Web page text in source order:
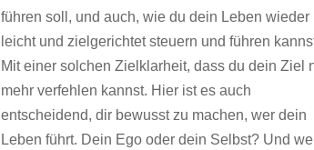
führen soll, und auch, wie du dein Leben wieder
leicht und zielgerichtet steuern und führen
Mit einer solchen Zielklarheit, dass du dein Ziel
mehr verfehlen kannst. Hier ist es auch
entscheidend, dir bewusst zu machen, wer dein
Leben führt. Dein Ego oder dein Selbst? Und